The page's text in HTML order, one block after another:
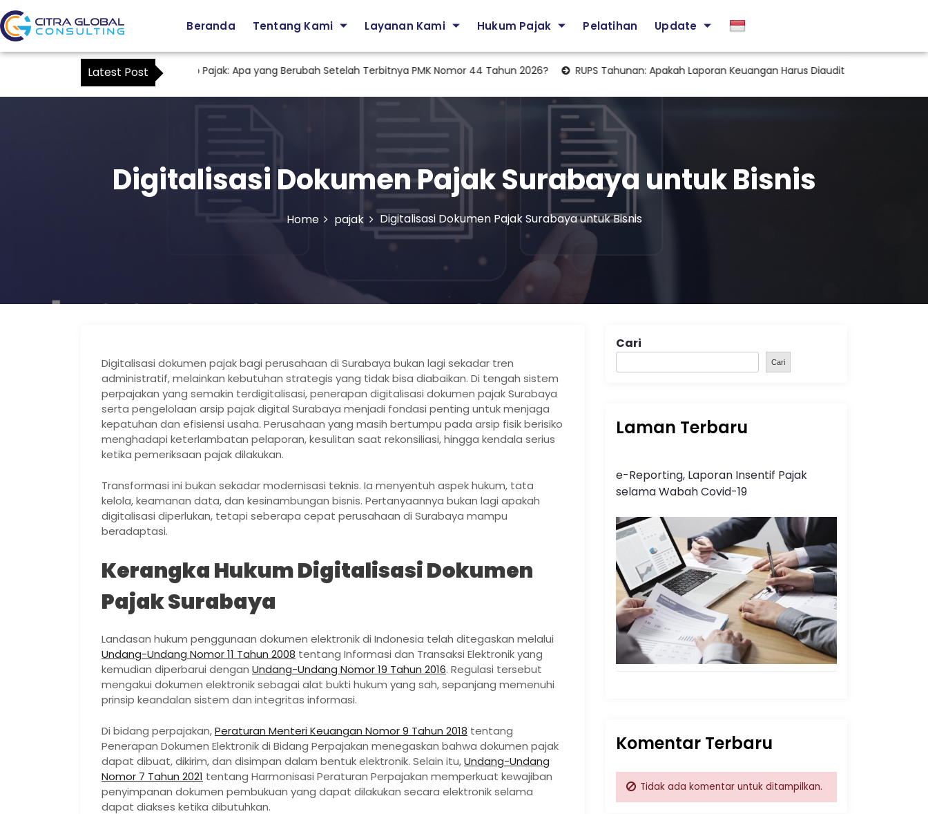
Beranda Tentang Kami Layanan Kami Hukum Pajak Pelatihan Update
Latest Post
Staf Tax sebagai Kuasa Wajib Pajak: Apa yang Berubah Setelah Terbitnya PMK Nomor 44 Tahun 2026? RUPS Tahunan: Apakah Laporan Keuangan Harus Diaudit KAP?
Digitalisasi Dokumen Pajak Surabaya untuk Bisnis
Home pajak Digitalisasi Dokumen Pajak Surabaya untuk Bisnis
Digitalisasi dokumen pajak bagi perusahaan di Surabaya bukan lagi sekadar tren
administratif, melainkan kebutuhan strategis yang tidak bisa diabaikan. Di tengah sistem
perpajakan yang semakin terdigitalisasi, penerapan digitalisasi dokumen pajak Surabaya
serta pengelolaan arsip pajak digital Surabaya menjadi fondasi penting untuk menjaga
kepatuhan dan efisiensi usaha. Perusahaan yang masih bertumpu pada arsip fisik berisiko
menghadapi keterlambatan pelaporan, kesulitan saat rekonsiliasi, hingga kendala serius
ketika pemeriksaan pajak dilakukan.
Transformasi ini bukan sekadar modernisasi teknis. Ia menyentuh aspek hukum, tata
kelola, keamanan data, dan kesinambungan bisnis. Pertanyaannya bukan lagi apakah
digitalisasi diperlukan, tetapi seberapa cepat perusahaan di Surabaya mampu
beradaptasi.
Kerangka Hukum Digitalisasi Dokumen
Pajak Surabaya
Landasan hukum penggunaan dokumen elektronik di Indonesia telah ditegaskan melalui
Undang-Undang Nomor 11 Tahun 2008 tentang Informasi dan Transaksi Elektronik yang
kemudian diperbarui dengan Undang-Undang Nomor 19 Tahun 2016. Regulasi tersebut
mengakui dokumen elektronik sebagai alat bukti hukum yang sah, sepanjang memenuhi
prinsip keandalan sistem dan integritas informasi.
Di bidang perpajakan,Peraturan Menteri Keuangan Nomor 9 Tahun 2018 tentang
Penerapan Dokumen Elektronik di Bidang Perpajakan menegaskan bahwa dokumen pajak
dapat dibuat, dikirim, dan disimpan dalam bentuk elektronik. Selain itu,Undang-Undang
Nomor 7 Tahun 2021 tentang Harmonisasi Peraturan Perpajakan memperkuat kewajiban
penyimpanan dokumen pembukuan yang dapat dilakukan secara elektronik selama
dapat diakses ketika dibutuhkan.
Cari
Cari
Laman Terbaru
e-Reporting, Laporan Insentif Pajak
selama Wabah Covid-19
Komentar Terbaru
Tidak ada komentar untuk ditampilkan.